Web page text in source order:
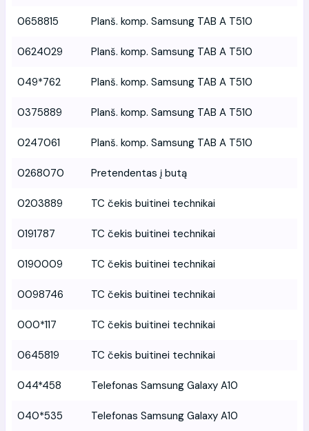
0658815 Planš. komp. Samsung TAB A T510
0624029 Planš. komp. Samsung TAB A T510
049*762 Planš. komp. Samsung TAB A T510
0375889 Planš. komp. Samsung TAB A T510
0247061 Planš. komp. Samsung TAB A T510
0268070 Pretendentas į butą
0203889 TC čekis buitinei technikai
0191787 TC čekis buitinei technikai
0190009 TC čekis buitinei technikai
0098746 TC čekis buitinei technikai
000*117 TC čekis buitinei technikai
0645819 TC čekis buitinei technikai
044*458 Telefonas Samsung Galaxy A10
040*535 Telefonas Samsung Galaxy A10